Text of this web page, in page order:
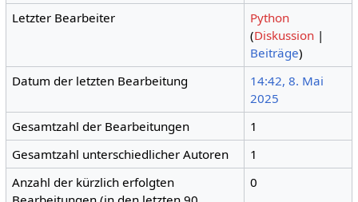
Letzter Bearbeiter
Python
(Diskussion |
Beiträge)
Datum der letzten Bearbeitung
14:42, 8. Mai
2025
Gesamtzahl der Bearbeitungen
1
Gesamtzahl unterschiedlicher Autoren
1
Anzahl der kürzlich erfolgten
0